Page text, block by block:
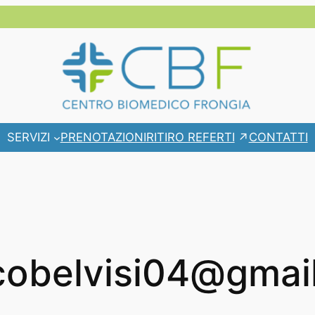
SERVIZI PRENOTAZIONIRITIRO REFERTI CONTATTI